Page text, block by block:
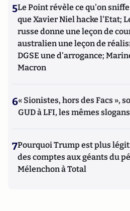
5Le Point révèle ce qu'on
que Xavier Niel hacke l'Etat;
russe donne une leçon de
australien une leçon de
DGSE une d'arrogance;
Macron
6« Sionistes, hors des Facs »,
GUD à LFI, les mêmes
7Pourquoi Trump est plus
des comptes aux géants du
Mélenchon à Total